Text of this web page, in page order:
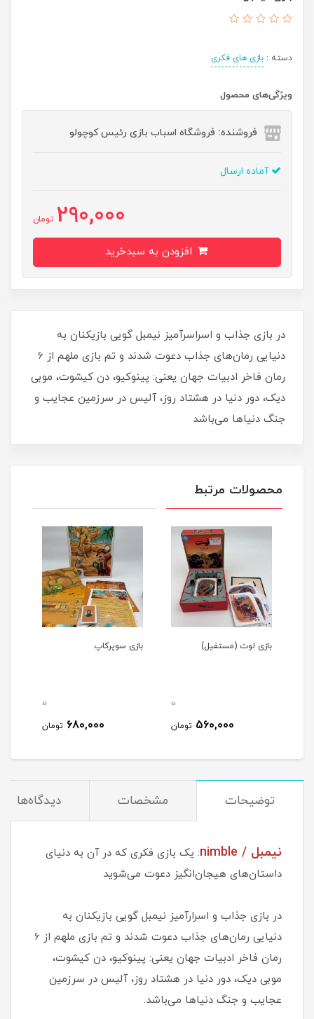
دسته : بازی های فکری
ویژگی‌های محصول
فروشنده: فروشگاه اسباب بازی رئیس کوچولو
آماده ارسال
290,000 تومان
در بازی جذاب و اسراسرآمیز نیمبل گویی بازیکنان به
دنیایی رمان‌های جذاب دعوت شدند و تم بازی ملهم از 6
رمان فاخر ادبیات جهان یعنی: پینوکیو، دن کیشوت، موبی
دیک، دور دنیا در هشتاد روز، آلیس در سرزمین عجایب و
جنگ دنیاها می‌باشد
محصولات مرتبط
بازی لوت (مستفيل)
0
560,000 تومان
بازی سوپرکاپ
0
680,000 تومان
توضیحات مشخصات دیدگاه‌ها
نيمبل / nimble
: یک بازی فکری که در آن به دنیای
داستان‌های هیجان‌انگیز دعوت می‌شوید
در بازی جذاب و اسرارآمیز نیمبل گویی بازیکنان به
دنیایی رمان‌های جذاب دعوت شدند و تم بازی ملهم از 6
رمان فاخر ادبیات جهان یعنی: پینوکیو، دن کیشوت،
موبی دیک، دور دنیا در هشتاد روز، آلیس در سرزمین
عجایب و جنگ دنیاها می‌باشد.